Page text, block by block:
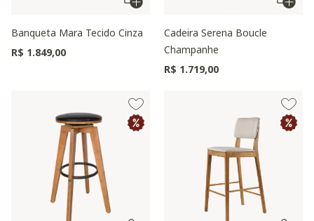
Banqueta Mara Tecido Cinza
R$ 1.849,00
Cadeira Serena Boucle
Champanhe
R$ 1.719,00